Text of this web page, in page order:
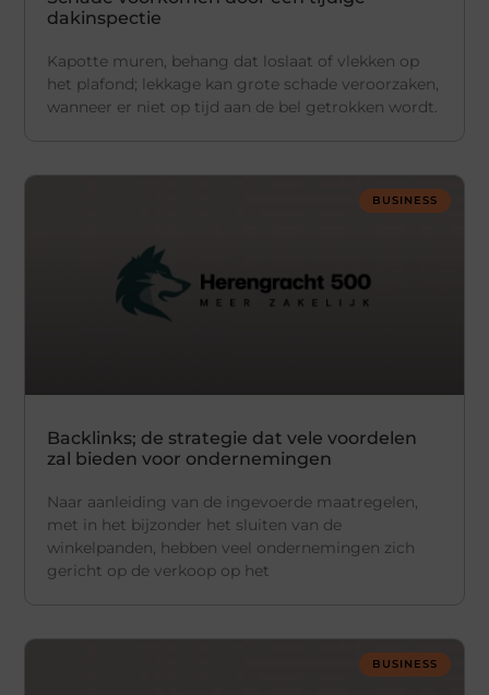
dakinspectie
Kapotte muren, behang dat loslaat of vlekken op
het plafond; lekkage kan grote schade veroorzaken,
wanneer er niet op tijd aan de bel getrokken wordt.
BUSINESS
Backlinks; de strategie dat vele voordelen
zal bieden voor ondernemingen
Naar aanleiding van de ingevoerde maatregelen,
met in het bijzonder het sluiten van de
winkelpanden, hebben veel ondernemingen zich
gericht op de verkoop op het
BUSINESS